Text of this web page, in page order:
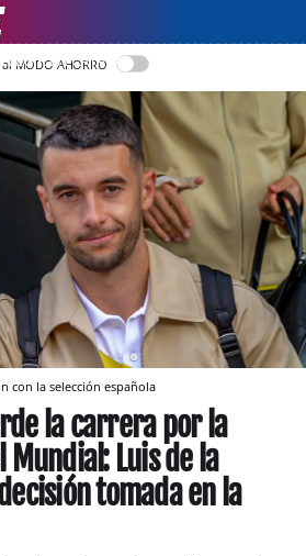
LLEGIR EN CATALÀ
al MODO AHORRO
con la selección española
la carrera por la
Luis de la
tomada en la